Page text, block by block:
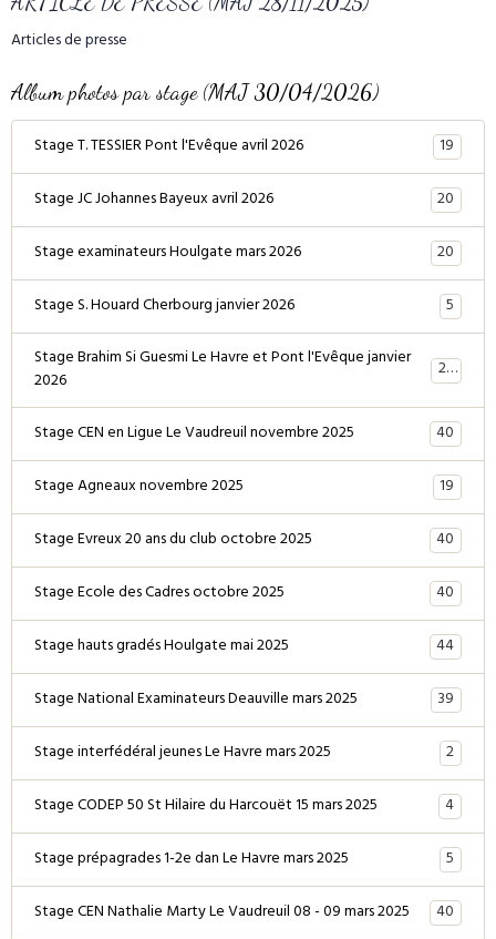
Articles de presse
Album photos par stage (MAJ 30/04/2026)
Stage T. TESSIER Pont l'Evêque avril 2026
19
Stage JC Johannes Bayeux avril 2026
20
Stage examinateurs Houlgate mars 2026
20
Stage S. Houard Cherbourg janvier 2026
5
Stage Brahim Si Guesmi Le Havre et Pont l'Evêque janvier
2026 28
Stage CEN en Ligue Le Vaudreuil novembre 2025
40
Stage Agneaux novembre 2025
19
Stage Evreux 20 ans du club octobre 2025
40
Stage Ecole des Cadres octobre 2025
40
Stage hauts gradés Houlgate mai 2025
44
Stage National Examinateurs Deauville mars 2025
39
Stage interfédéral jeunes Le Havre mars 2025
2
Stage CODEP 50 St Hilaire du Harcouët 15 mars 2025
4
Stage prépagrades 1-2e dan Le Havre mars 2025
5
Stage CEN Nathalie Marty Le Vaudreuil 08 - 09 mars 2025
40